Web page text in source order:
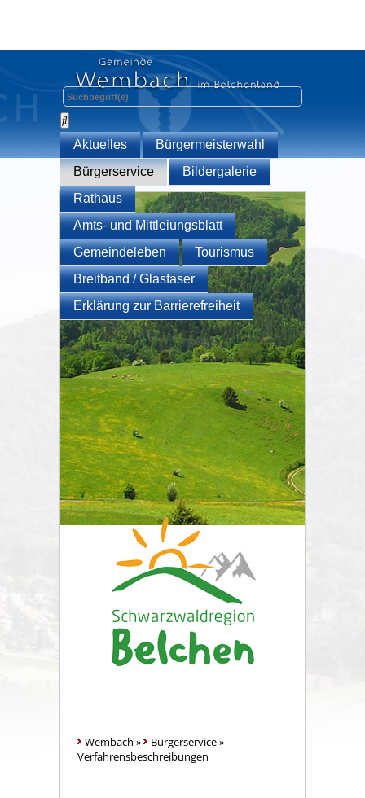
Aktuelles
Bürgermeisterwahl
Bürgerservice
Bildergalerie
Rathaus
Amts- und Mittleiungsblatt
Gemeindeleben
Tourismus
Breitband / Glasfaser
Erklärung zur Barrierefreiheit
Wembach » Bürgerservice»
Verfahrensbeschreibungen